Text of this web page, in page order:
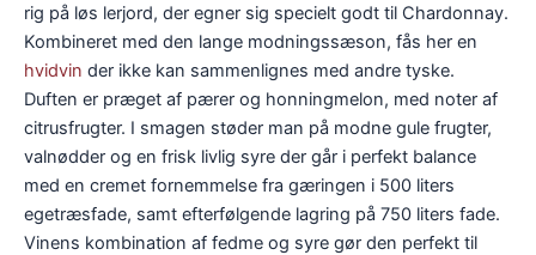
rig på løs lerjord, der egner sig specielt godt til Chardonnay.
Kombineret med den lange modningssæson, fås her en
hvidvin der ikke kan sammenlignes med andre tyske.
Duften er præget af pærer og honningmelon, med noter af
citrusfrugter. I smagen støder man på modne gule frugter,
valnødder og en frisk livlig syre der går i perfekt balance
med en cremet fornemmelse fra gæringen i 500 liters
egetræsfade, samt efterfølgende lagring på 750 liters fade.
Vinens kombination af fedme og syre gør den perfekt til